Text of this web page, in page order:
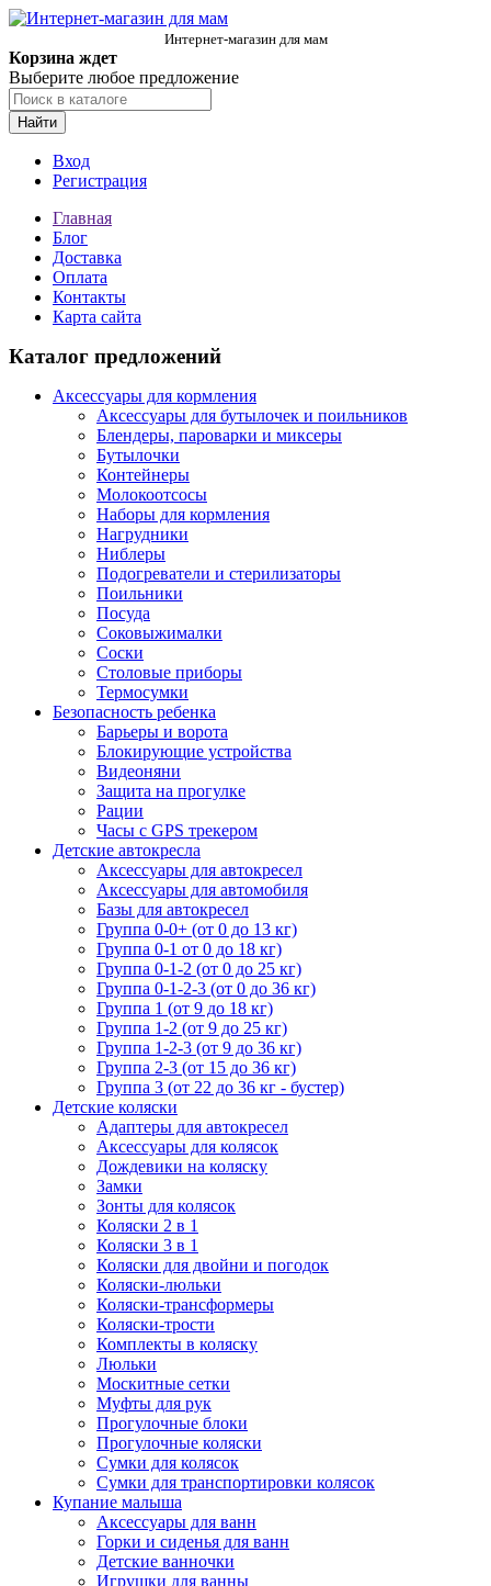
Интернет-магазин для мам
Корзина ждет
Выберите любое предложение
Найти
Вход
Регистрация
Главная
Блог
Доставка
Оплата
Контакты
Карта сайта
Каталог предложений
Аксессуары для кормления
Аксессуары для бутылочек и поильников
Блендеры, пароварки и миксеры
Бутылочки
Контейнеры
Молокоотсосы
Наборы для кормления
Нагрудники
Ниблеры
Подогреватели и стерилизаторы
Поильники
Посуда
Соковыжималки
Соски
Столовые приборы
Термосумки
Безопасность ребенка
Барьеры и ворота
Блокирующие устройства
Видеоняни
Защита на прогулке
Рации
Часы с GPS трекером
Детские автокресла
Аксессуары для автокресел
Аксессуары для автомобиля
Базы для автокресел
Группа 0-0+ (от 0 до 13 кг)
Группа 0-1 от 0 до 18 кг)
Группа 0-1-2 (от 0 до 25 кг)
Группа 0-1-2-3 (от 0 до 36 кг)
Группа 1 (от 9 до 18 кг)
Группа 1-2 (от 9 до 25 кг)
Группа 1-2-3 (от 9 до 36 кг)
Группа 2-3 (от 15 до 36 кг)
Группа 3 (от 22 до 36 кг - бустер)
Детские коляски
Адаптеры для автокресел
Аксессуары для колясок
Дождевики на коляску
Замки
Зонты для колясок
Коляски 2 в 1
Коляски 3 в 1
Коляски для двойни и погодок
Коляски-люльки
Коляски-трансформеры
Коляски-трости
Комплекты в коляску
Люльки
Москитные сетки
Муфты для рук
Прогулочные блоки
Прогулочные коляски
Сумки для колясок
Сумки для транспортировки колясок
Купание малыша
Аксессуары для ванн
Горки и сиденья для ванн
Детские ванночки
Игрушки для ванны